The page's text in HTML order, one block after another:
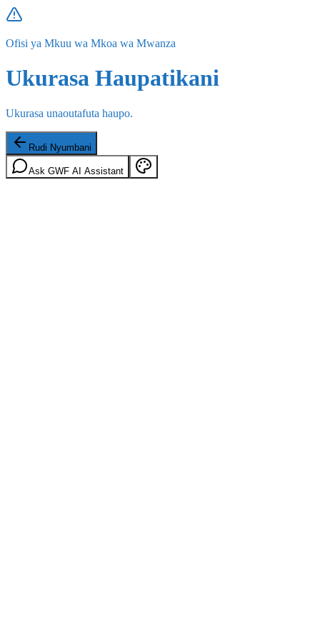
Ofisi ya Mkuu wa Mkoa wa Mwanza
Ukurasa Haupatikani
Ukurasa unaoutafuta haupo.
Rudi Nyumbani
Ask GWF AI Assistant